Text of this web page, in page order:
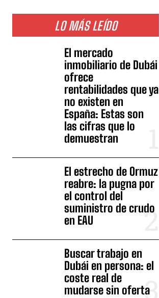
LO MÁS LEÍDO
El mercado
inmobiliario de Dubái
ofrece
rentabilidades que ya
no existen en
España: Estas son
las cifras que lo
demuestran
El estrecho de Ormuz
reabre: la pugna por
el control del
suministro de crudo
en EAU
Buscar trabajo en
Dubái en persona: el
coste real de
mudarse sin oferta